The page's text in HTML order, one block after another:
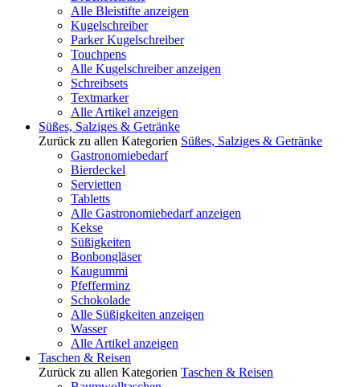
Alle Bleistifte anzeigen
Kugelschreiber
Parker Kugelschreiber
Touchpens
Alle Kugelschreiber anzeigen
Schreibsets
Textmarker
Alle Artikel anzeigen
Süßes, Salziges & Getränke
Zurück zu allen Kategorien Süßes, Salziges & Getränke
Gastronomiebedarf
Bierdeckel
Servietten
Tabletts
Alle Gastronomiebedarf anzeigen
Kekse
Süßigkeiten
Bonbongläser
Kaugummi
Pfefferminz
Schokolade
Alle Süßigkeiten anzeigen
Wasser
Alle Artikel anzeigen
Taschen & Reisen
Zurück zu allen Kategorien Taschen & Reisen